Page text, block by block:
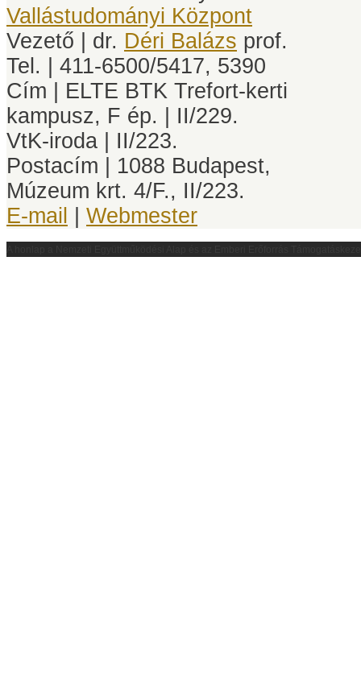
Vallástudományi Központ
Vezető | dr. Déri Balázs prof.
Tel. | 411-6500/5417, 5390
Cím | ELTE BTK Trefort-kerti
kampusz, F ép. | II/229.
VtK-iroda | II/223.
Postacím | 1088 Budapest,
Múzeum krt. 4/F., II/223.
E-mail
Webmester